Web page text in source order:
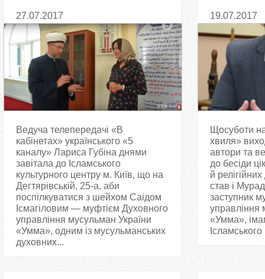
27.07.2017
Ведуча телепередачі «В
кабінетах» українського «5
каналу» Лариса Губіна днями
завітала до Ісламського
культурного центру м. Київ, що на
Дегтярівській, 25-а, аби
поспілкуватися з шейхом Саідом
Ісмагіловим — муфтієм Духовного
управління мусульман України
«Умма», одним із мусульманських
духовних...
19.07.2017
Щосуботи
хвиля»
автори та
до бесіди
й релігійних
став і
заступник
управління
«Умма»,